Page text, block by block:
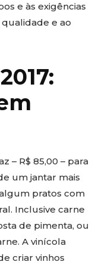
e às exigências
e ao
– R$ 85,00 – para
um jantar mais
pratos com
Inclusive carne
de pimenta, ou
A vinícola
criar vinhos